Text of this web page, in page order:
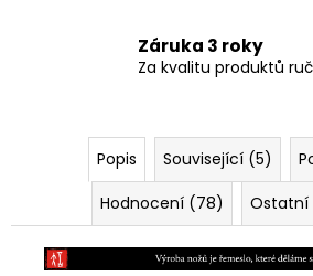
Záruka 3 roky
Za kvalitu produktů
Popis Související (5)
Hodnocení (78)
Ostatní